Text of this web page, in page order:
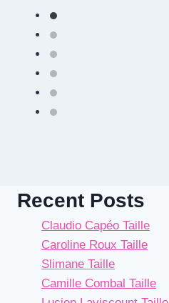
Recent Posts
Claudio Capéo Taille
Caroline Roux Taille
Slimane Taille
Camille Combal Taille